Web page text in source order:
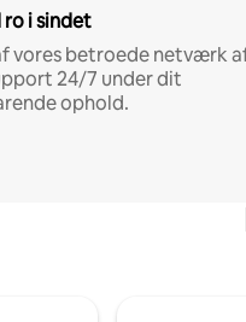
ro i sindet
vores betroede netværk
24/7 under dit
ophold.